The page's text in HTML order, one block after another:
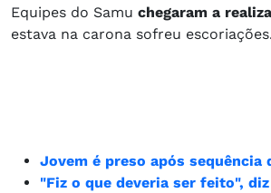
Equipes do Samu chegaram a
estava na carona sofreu escoriações.
Jovem é preso após
"Fiz o que deveria ser feito",